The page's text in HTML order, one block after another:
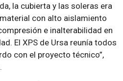
la cubierta y las soleras era
con alto aislamiento
e inalterabilidad en
El XPS de Ursa reunía todos
con el proyecto técnico”,